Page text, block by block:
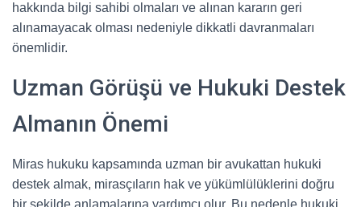
hakkında bilgi sahibi olmaları ve alınan kararın geri
alınamayacak olması nedeniyle dikkatli davranmaları
önemlidir.
Uzman Görüşü ve Hukuki Destek
Almanın Önemi
Miras hukuku kapsamında uzman bir avukattan hukuki
destek almak, mirasçıların hak ve yükümlülüklerini doğru
bir şekilde anlamalarına yardımcı olur. Bu nedenle hukuki